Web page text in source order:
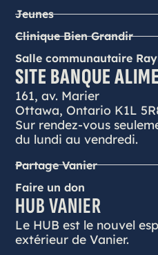
Jeunes
Clinique Bien Grandir
Salle communautaire
SITE BANQUE
161, av. Marier
Ottawa, Ontario K1L
Sur rendez-vous
du lundi au vendredi.
Partage Vanier
Faire un don
HUB VANIER
Le HUB est le nouvel
extérieur de Vanier.